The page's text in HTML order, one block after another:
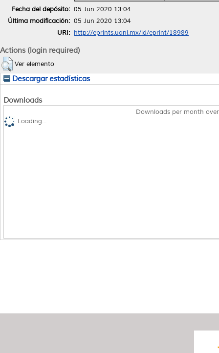
Fecha del depósito: 05 Jun 2020 13:04
Última modificación: 05 Jun 2020 13:04
URI: http://eprints.uanl.mx/id/eprint/18989
Actions (login required)
Ver elemento
Descargar estadísticas
Downloads
Downloads per month
Loading...